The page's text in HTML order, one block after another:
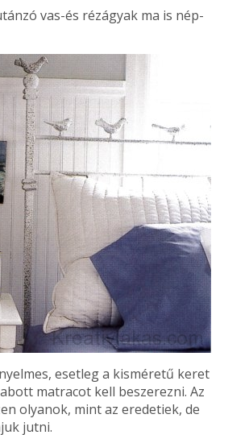
vas-és rézágyak ma is nép­
esetleg a kisméretű keret
matracot kell beszerezni. Az
olyanok, mint az eredetiek, de
jutni.